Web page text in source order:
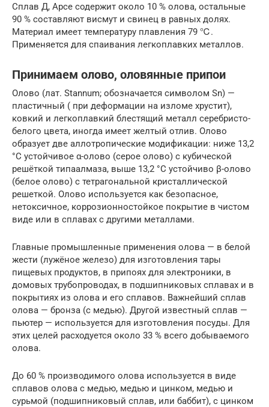
Сплав Д, Арсе содержит около 10 % олова, остальные
90 % составляют висмут и свинец в равных долях.
Материал имеет температуру плавления 79 ℃.
Применяется для спаивания легкоплавких металлов.
Принимаем олово, оловянные припои
Олово (лат. Stannum; обозначается символом Sn) —
пластичный ( при деформации на изломе хрустит),
ковкий и легкоплавкий блестящий металл серебристо-
белого цвета, иногда имеет желтый отлив. Олово
образует две аллотропические модификации: ниже 13,2
°C устойчивое α-олово (серое олово) с кубической
решёткой типаалмаза, выше 13,2 °C устойчиво β-олово
(белое олово) с тетрагональной кристаллической
решеткой. Олово используется как безопасное,
нетоксичное, коррозионностойкое покрытие в чистом
виде или в сплавах с другими металлами.
Главные промышленные применения олова — в белой
жести (лужёное железо) для изготовления тары
пищевых продуктов, в припоях для электроники, в
домовых трубопроводах, в подшипниковых сплавах и в
покрытиях из олова и его сплавов. Важнейший сплав
олова — бронза (с медью). Другой известный сплав —
пьютер — используется для изготовления посуды. Для
этих целей расходуется около 33 % всего добываемого
олова.
До 60 % производимого олова используется в виде
сплавов олова с медью, медью и цинком, медью и
сурьмой (подшипниковый сплав, или баббит), с цинком